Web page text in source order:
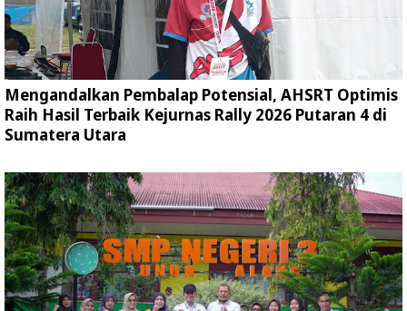
Mengandalkan Pembalap Potensial, AHSRT Optimis
Raih Hasil Terbaik Kejurnas Rally 2026 Putaran 4 di
Sumatera Utara